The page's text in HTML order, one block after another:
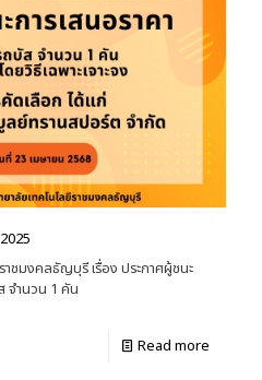
าชมงคลธัญบุรี เรื่อง ประกาศผู้ชนะ
จำนวน 1 คัน
Read more